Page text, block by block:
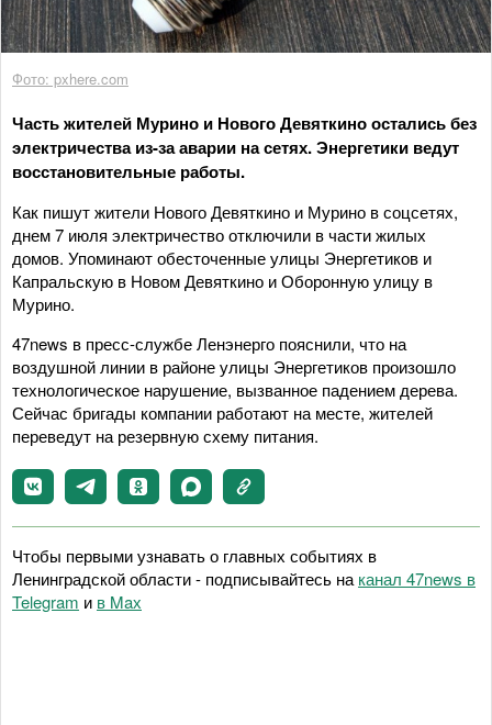
Фото: pxhere.com
Часть жителей Мурино и Нового Девяткино остались без
электричества из-за аварии на сетях. Энергетики ведут
восстановительные работы.
Как пишут жители Нового Девяткино и Мурино в соцсетях,
днем 7 июля электричество отключили в части жилых
домов. Упоминают обесточенные улицы Энергетиков и
Капральскую в Новом Девяткино и Оборонную улицу в
Мурино.
47news в пресс-службе Ленэнерго пояснили, что на
воздушной линии в районе улицы Энергетиков произошло
технологическое нарушение, вызванное падением дерева.
Сейчас бригады компании работают на месте, жителей
переведут на резервную схему питания.
Чтобы первыми узнавать о главных событиях в
Ленинградской области - подписывайтесь на канал 47news в
Telegram и в Maх